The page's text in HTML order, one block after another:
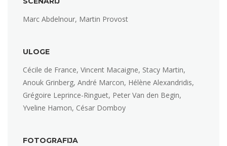
Marc Abdelnour, Martin Provost
ULOGE
Cécile de France, Vincent Macaigne, Stacy Martin,
Anouk Grinberg, André Marcon, Hélène Alexandridis,
Grégoire Leprince-Ringuet, Peter Van den Begin,
Yveline Hamon, César Domboy
FOTOGRAFIJA